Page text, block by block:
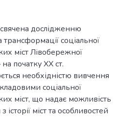
дослідженню
соціальної
міст Лівобережної
початку ХХ ст.
необхідністю вивчення
соціальної
міст, що надає можливість
міст та особливостей